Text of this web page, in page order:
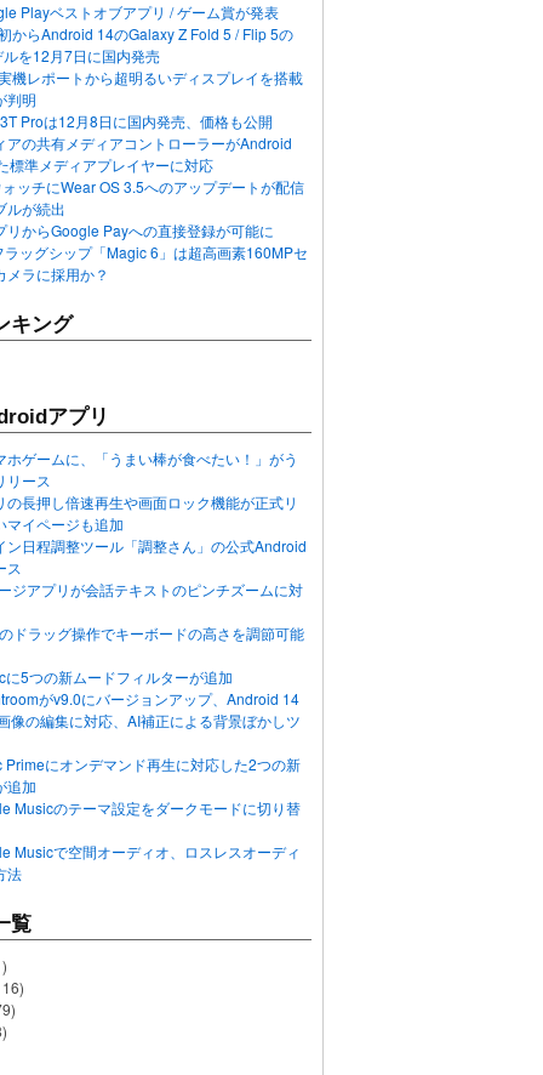
Playベストオブアプリ / ゲーム賞が発表
からAndroid 14のGalaxy Z Fold 5 / Flip 5の
を12月7日に国内発売
機レポートから超明るいディスプレイを搭載
判明
Proは12月8日に国内発売、価格も公開
アの共有メディアコントローラーがAndroid
標準メディアプレイヤーに対応
ッチにWear OS 3.5へのアップデートが配信
ルが続出
リからGoogle Payへの直接登録が可能に
ッグシップ「Magic 6」は超高画素160MPセ
メラに採用か？
キング
アプリ
ホゲームに、「うまい棒が食べたい！」がう
リース
の長押し倍速再生や画面ロック機能が正式リ
マイページも追加
ン日程調整ツール「調整さん」の公式Android
ス
ジアプリが会話テキストのピンチズームに対
ドラッグ操作でキーボードの高さを調節可能
に5つの新ムードフィルターが追加
がv9.0にバージョンアップ、Android 14
像の編集に対応、AI補正による背景ぼかしツ
Primeにオンデマンド再生に対応した2つの新
追加
Musicのテーマ設定をダークモードに切り替
Musicで空間オーディオ、ロスレスオーディ
法
覧